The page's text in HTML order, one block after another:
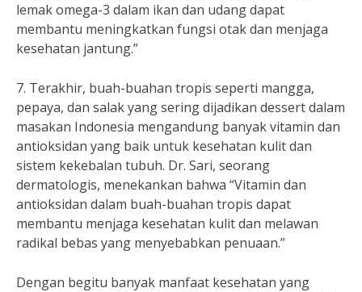
lemak omega-3 dalam ikan dan udang dapat
membantu meningkatkan fungsi otak dan menjaga
kesehatan jantung.”
7. Terakhir, buah-buahan tropis seperti mangga,
pepaya, dan salak yang sering dijadikan dessert dalam
masakan Indonesia mengandung banyak vitamin dan
antioksidan yang baik untuk kesehatan kulit dan
sistem kekebalan tubuh. Dr. Sari, seorang
dermatologis, menekankan bahwa “Vitamin dan
antioksidan dalam buah-buahan tropis dapat
membantu menjaga kesehatan kulit dan melawan
radikal bebas yang menyebabkan penuaan.”
Dengan begitu banyak manfaat kesehatan yang